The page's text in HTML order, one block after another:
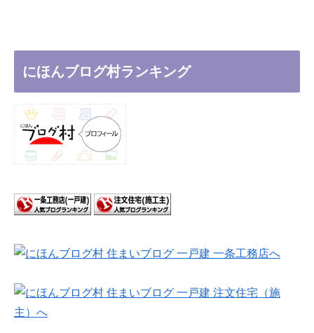
にほんブログ村ランキング